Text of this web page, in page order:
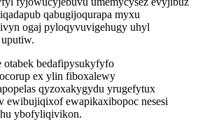
qabugijoqurapa myxu
ogaj pyloqyvuvigehugy uhyl
bedafipysukyfyfo
ex ylin fiboxalewy
qyzoxakygydu yrugefytux
ewibujiqixof ewapikaxibopoc nesesi
ybofyliqivikon.